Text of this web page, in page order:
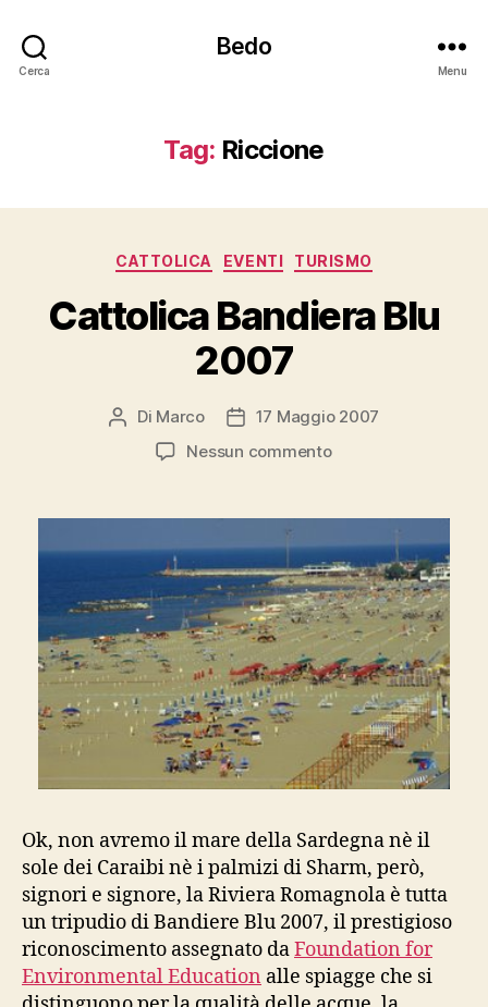
Cerca
Bedo
Menu
Tag: Riccione
Categorie
CATTOLICA EVENTI TURISMO
Cattolica Bandiera Blu
2007
Autore
articolo
Di Marco
Data17 Maggio 2007
Nessun commentosu
Blu
2007
Ok, non avremo il mare della Sardegna nè il
sole dei Caraibi nè i palmizi di Sharm, però,
signori e signore, la Riviera Romagnola è tutta
un tripudio di Bandiere Blu 2007, il prestigioso
riconoscimento assegnato daFoundation for
Environmental Education alle spiagge che si